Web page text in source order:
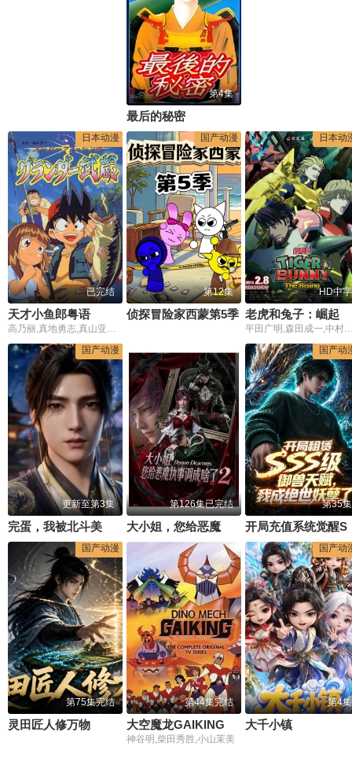
第4集
最后的秘密
日本动漫
已完结
天才小鱼郎粤语
高乃丽,真地勇志,真山亚子,冈本麻弥,辻谷耕史,立木文彦,渊崎由里子,山野智子,石冢坚,中田和宏,田野惠
国产动漫
第12集
侦探冒险家西蒙第5季
日本动
HD中字
老虎和兔子：崛起
平田广明,森田成一,中村悠一,寿美菜子,游佐
国产动漫
更新至第3集 第126集已完结
国产动
第35集
国产动漫
第75集完结
灵田匠人修万物
第44集完结
大空魔龙GAIKING
神谷明,柴田秀胜,小山茉美
国产动
第4集
大千小镇